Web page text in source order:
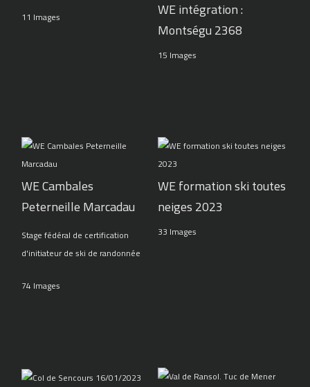
11 Images
WE intégration :
Montségu 2368
15 Images
WE Cambales
Peterneille Marcadau
Stage fédéral de certification
d'initiateur de ski de randonnée
74 Images
WE formation ski toutes
neiges 2023
33 Images